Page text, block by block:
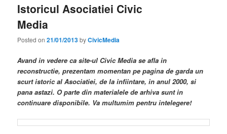
Istoricul Asociatiei Civic
Media
Posted on21/01/2013byCivicMedia
Avand in vedere ca site-ul Civic Media se afla in
reconstructie, prezentam momentan pe pagina de garda un
scurt istoric al Asociatiei, de la infiintare, in anul 2000, si
pana astazi. O parte din materialele de arhiva sunt in
continuare disponibile. Va multumim pentru intelegere!